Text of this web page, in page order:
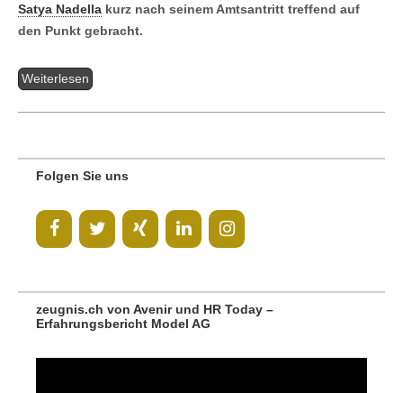
Satya Nadella kurz nach seinem Amtsantritt treffend auf
den Punkt gebracht.
Weiterlesen
Folgen Sie uns
zeugnis.ch von Avenir und HR Today –
Erfahrungsbericht Model AG